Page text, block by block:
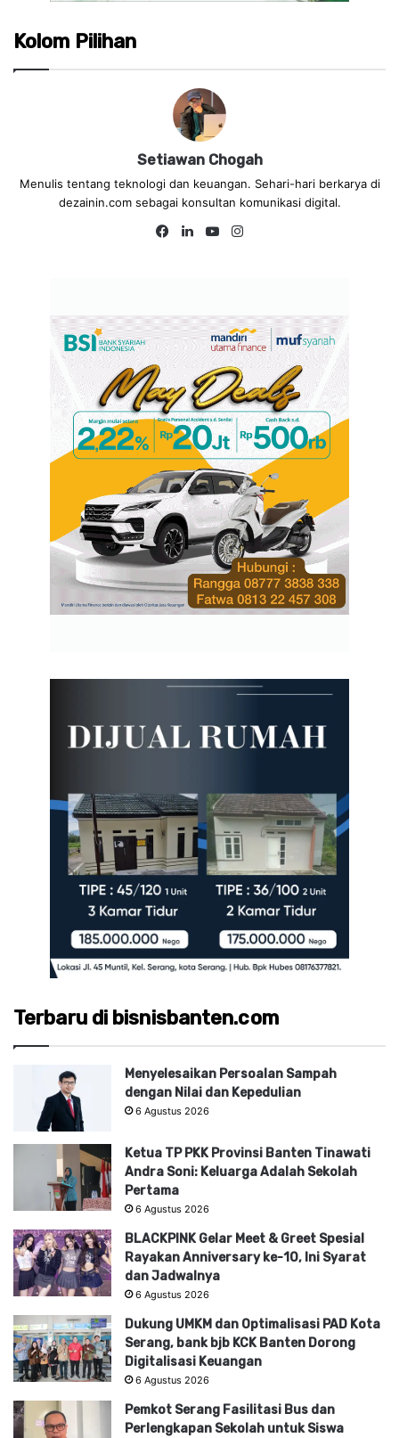
Kolom Pilihan
Setiawan Chogah
Menulis tentang teknologi dan keuangan. Sehari-hari berkarya di
dezainin.com sebagai konsultan komunikasi digital.
Fa
Lin
Yo
Terbaru di bisnisbanten.com
Menyelesaikan Persoalan Sampah
dengan Nilai dan Kepedulian
6 Agustus 2026
Ketua TP PKK Provinsi Banten Tinawati
Andra Soni: Keluarga Adalah Sekolah
Pertama
6 Agustus 2026
BLACKPINK Gelar Meet & Greet Spesial
Rayakan Anniversary ke-10, Ini Syarat
dan Jadwalnya
6 Agustus 2026
Dukung UMKM dan Optimalisasi PAD Kota
Serang, bank bjb KCK Banten Dorong
Digitalisasi Keuangan
6 Agustus 2026
Pemkot Serang Fasilitasi Bus dan
Perlengkapan Sekolah untuk Siswa